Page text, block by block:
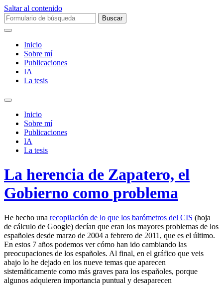
Saltar al contenido
Buscar:
Inicio
Sobre mí­
Publicaciones
IA
La tesis
Alternar
campo
búsqueda
Inicio
Sobre mí­
Publicaciones
IA
La tesis
La herencia de Zapatero, el
Gobierno como problema
He hecho una recopilación de lo que los barómetros del CIS (hoja
de cálculo de Google) decían que eran los mayores problemas de los
españoles desde marzo de 2004 a febrero de 2011, que es el último.
En estos 7 años podemos ver cómo han ido cambiando las
preocupaciones de los españoles. Al final, en el gráfico que veis
abajo lo he dejado en los nueve temas que aparecen
sistemáticamente como más graves para los españoles, porque
algunos adquieren importancia puntual y desaparecen